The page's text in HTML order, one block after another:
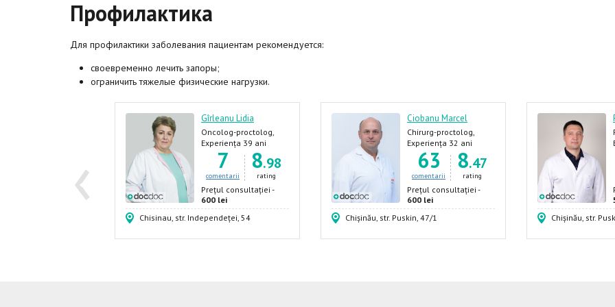
Профилактика
Для профилактики заболевания пациентам рекомендуется:
своевременно лечить запоры;
ограничить тяжелые физические нагрузки.
‹
Gîrleanu Lidia
Oncolog-proctolog,
Proctolog, Oncolog
Experiența 39 ani
7
comentarii
8.98
rating
Prețul consultației -
600 lei
Chisinau, str. Independeței, 54
Ciobanu Marcel
Chirurg-proctolog,
Proctolog, Oncolog-
proctolog, Oncolog
Experiența 32 ani
63
comentarii
8.47
rating
Prețul consultației -
600 lei
Chișinău, str. Puskin, 47/1
Chișinău, str.